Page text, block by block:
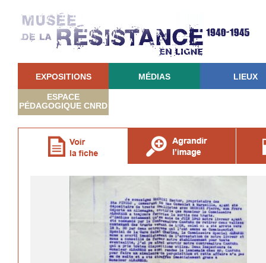
EXPOSITIONS MÉDIAS LIEUX
ESPACE
PÉDAGOGIQUE CNRD